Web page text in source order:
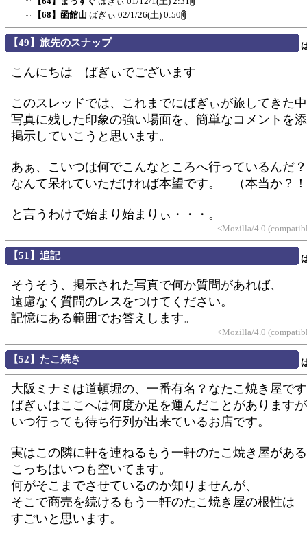
【68】函館山 ばぎぃ 02/1/26(土) 0:50
【49】旅先のスナップ
こんにちは ばぎぃでございます
このスレッドでは、これまでにばぎぃが旅してきた
写真に残した印象の強い場面を、簡単なコメントを
掲示していこうと思います。
あぁ、こいつは何でこんなところへ行っているんだ
なんて呆れていただければ本望です。 （本当か？
と言うわけで始まり始まりぃ・・・。
<Mozilla/4.0
【51】追記
そうそう、掲示された写真で何か質問があれば、
遠慮なく質問のレスをつけてください。
記憶にある範囲でお答えします。
<Mozilla/4.0
【52】たこ焼き
大阪ミナミは道頓堀の、一番有名？なたこ焼き屋で
ばぎぃはここへは何度か足を運んだことがあります
いつ行っても待ち行列が出来ているお店です。
実はこの隣に軒を連ねるもう一軒のたこ焼き屋があ
こっちはいつも空いてます。
何がそこまでさせているのか知りませんが、
そこで商売を続けるもう一軒のたこ焼き屋の根性は
すごいと思います。